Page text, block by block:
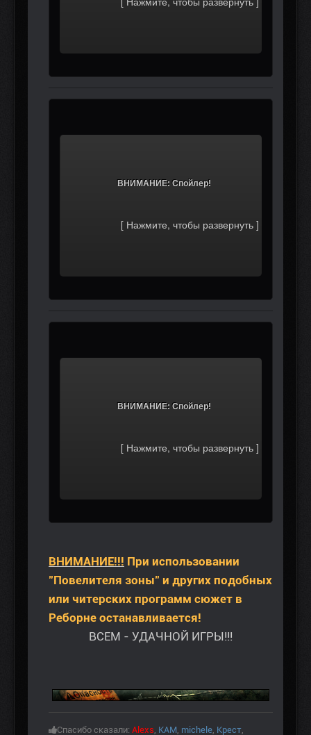
ВНИМАНИЕ!!! При использовании
"Повелителя зоны" и других подобных
или читерских программ сюжет в
Реборне останавливается!
ВСЕМ - УДАЧНОЙ ИГРЫ!!!
Спасибо сказали: Alexs, KAM, michele, Крест,